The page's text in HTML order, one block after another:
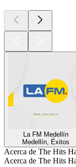
La FM Medellín
Medellín, Éxitos
Acerca de The Hits
Acerca de The Hits